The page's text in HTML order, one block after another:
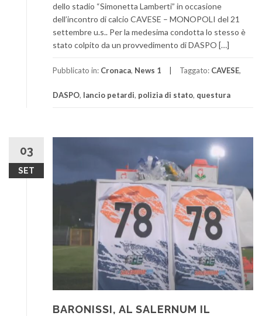
dello stadio “Simonetta Lamberti” in occasione
dell’incontro di calcio CAVESE – MONOPOLI del 21
settembre u.s.. Per la medesima condotta lo stesso è
stato colpito da un provvedimento di DASPO […]
Pubblicato in: Cronaca, News 1 Taggato: CAVESE,
DASPO, lancio petardi, polizia di stato, questura
03
SET
BARONISSI, AL SALERNUM IL